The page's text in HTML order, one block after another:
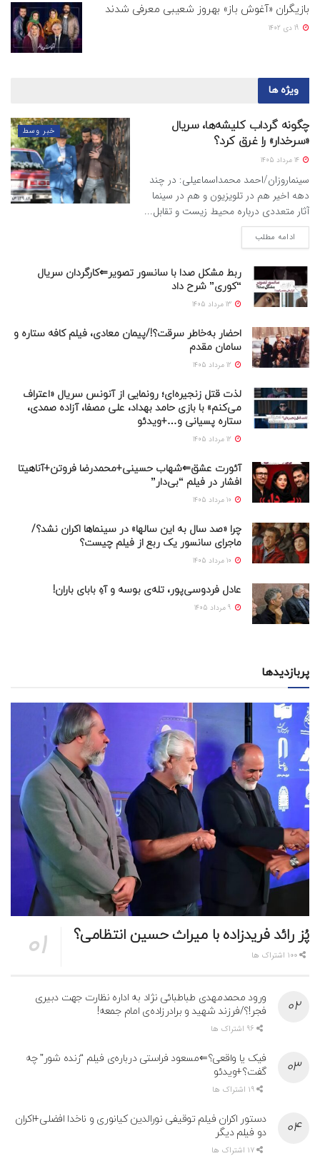
بازیگران «آغوش باز» بهروز شعیبی معرفی شدند
ویژه ها
خبر وسط
چگونه گرداب کلیشه‌ها، سریال
«سرخدار» را غرق کرد؟
سینماروزان/احمد محمداسماعیلی: در چند
دهه اخیر هم در تلویزیون و هم در سینما
آثار متعددی درباره محیط زیست و تقابل...
ادامه مطلب
ربط مشکل صدا با سانسور تصویر⇐کارگردان سریال
“کوری” شرح داد
احضار به‌خاطر سرقت؟!/پیمان معادی، فیلم کافه ستاره و
سامان مقدم
لذت قتل زنجیره‌ای؛ رونمایی از آنونس سریال «اعتراف
می‌کنم» با بازی حامد بهداد، علی مصفا، آزاده صمدی،
ستاره پسیانی و…+ویدئو
آئورت عشق⇐شهاب حسینی+محمدرضا فروتن+آناهیتا
افشار در فیلم “بی‌دار”
چرا «صد سال به این سالها» در سینماها اکران نشد؟/
ماجرای سانسور یک ربع از فیلم چیست؟
عادل فردوسی‌پور، تله‌ی بوسه و آهِ بابای باران!
پربازدیدها
پُز رائد فریدزاده با میراث حسین انتظامی؟
ورود محمدمهدی طباطبائی نژاد به اداره نظارت جهت دبیری
فجر!؟/فرزند شهید و برادرزاده‌ی امام جمعه!
فیک یا واقعی؟⇐مسعود فراستی درباره‌ی فیلم “زنده شور” چه
گفت؟+ویدئو
دستور اکران فیلم توقیفی نورالدین کیانوری و ناخدا افضلی+اکران
دو فیلم دیگر